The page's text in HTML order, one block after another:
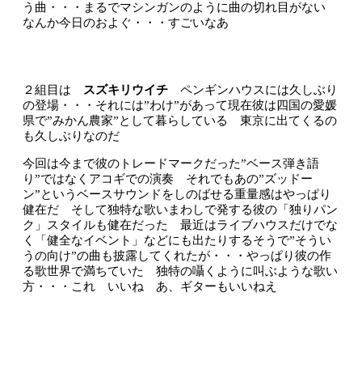
う曲・・・まるでマシンガンのように曲の切れ目がない
なんか今日のおよぐ・・・すごいなあ
２組目は スズキリウイチ ペンギンハウスには久しぶり
の登場・・・それには”わけ”があって現在彼は四国の愛媛
県で”みかん農家”として暮らしている 東京に出てくるの
も久しぶりなのだ
今回は今まで彼のトレードマークだった”ベース弾き語
り”ではなくアコギでの演奏 それでもあの”ズッドー
ン”というベースサウンドをしのばせる重量感はやっぱり
健在だ そして独特な歌いまわしで発する彼の「独りパン
ク」スタイルも健在だった 最近はライブハウスだけでな
く「健全なイベント」などにも出たりするそうで”そうい
うの向け”の曲も披露してくれたが・・・やっぱり彼の作
る歌世界で満ちていた 独特の囁くように叫ぶような歌い
方・・・これ いいね あ、ギターもいいねえ